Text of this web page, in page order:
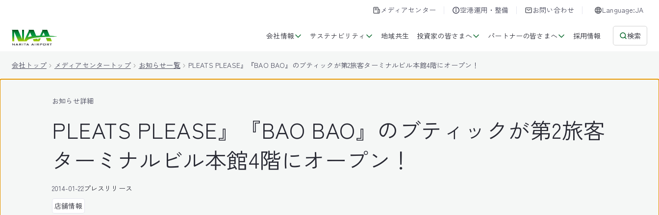
メディアセンター 空港運用・整備 お問い合わせ Language:JA
会社情報 サステナビリティ 地域共生 投資家の皆さまへ パートナーの皆さまへ 採用情報 検索
会社トップ メディアセンタートップ お知らせ一覧 PLEATS PLEASE』『BAO BAO』のブティックが第2旅客ターミナルビル本館4階にオープン！
お知らせ詳細
PLEATS PLEASE』『BAO BAO』のブティックが第2旅客
ターミナルビル本館4階にオープン！
2014-01-22プレスリリース
店舗情報